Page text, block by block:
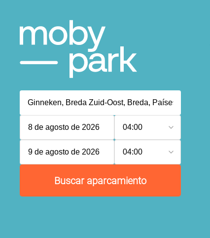
8 de agosto de 2026 04:00
9 de agosto de 2026 04:00
Buscar aparcamiento